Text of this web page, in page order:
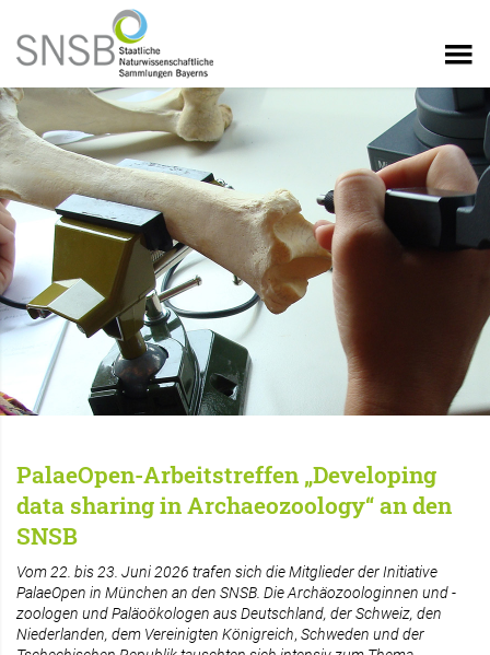
PalaeOpen-Arbeitstreffen „Developing
data sharing in Archaeozoology“ an den
SNSB
Vom 22. bis 23. Juni 2026 trafen sich die Mitglieder der Initiative
PalaeOpen in München an den SNSB. Die Archäozoologinnen und -
zoologen und Paläoökologen aus Deutschland, der Schweiz, den
Niederlanden, dem Vereinigten Königreich, Schweden und der